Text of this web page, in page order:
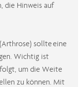
die Hinweis auf
sollte eine
Wichtig ist
um die Weite
zu können. Mit